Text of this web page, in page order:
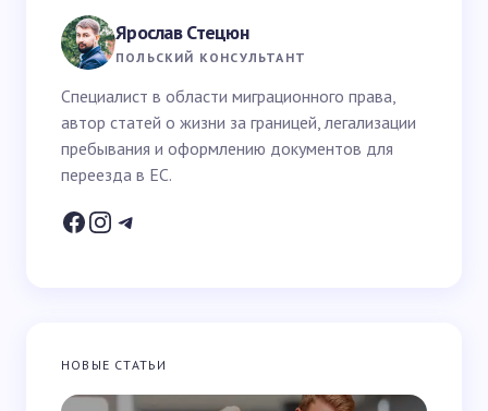
Ваш вопрос *
Ваше имя *
Email *
Запомнить имя и email для следующих
комментариев
Ярослав Стецюн
ПОЛЬСКИЙ КОНСУЛЬТАНТ
Специалист в области миграционного права,
автор статей о жизни за границей, легализации
пребывания и оформлению документов для
переезда в ЕС.
НОВЫЕ СТАТЬИ